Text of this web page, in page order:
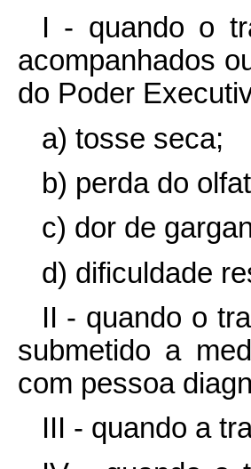
I - quando o
acompanhados
do Poder
a) tosse seca;
b) perda do
c) dor de
d) dificuldade
II - quando o
submetido a
com pessoa
III - quando a